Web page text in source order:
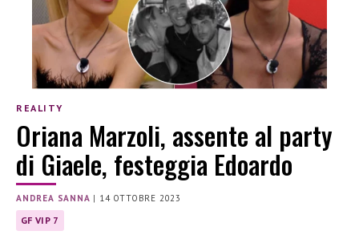
REALITY
Oriana Marzoli, assente al party
di Giaele, festeggia Edoardo
ANDREA SANNA | 14 OTTOBRE 2023
GF VIP 7